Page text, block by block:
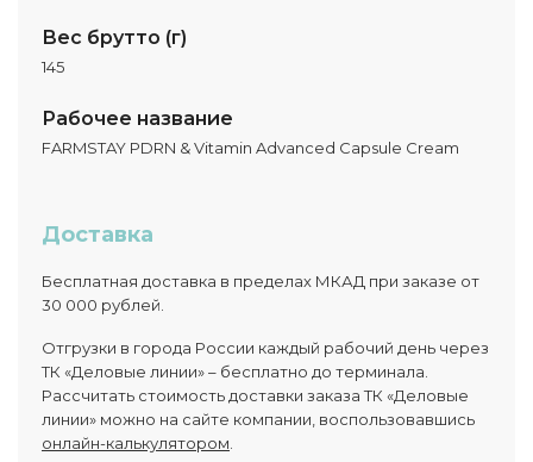
Вес брутто (г)
145
Рабочее название
FARMSTAY PDRN & Vitamin Advanced Capsule Cream
Доставка
Бесплатная доставка в пределах МКАД при заказе от
30 000 рублей.
Отгрузки в города России каждый рабочий день через
ТК «Деловые линии» – бесплатно до терминала.
Рассчитать стоимость доставки заказа ТК «Деловые
линии» можно на сайте компании, воспользовавшись
онлайн-калькулятором